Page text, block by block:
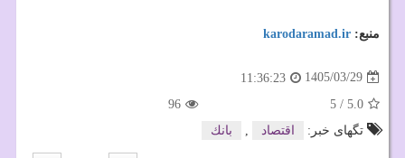
منبع: karodaramad.ir
1405/03/29
11:36:23
5.0
/
5
96
تگهای خبر:
اقتصاد , بانك